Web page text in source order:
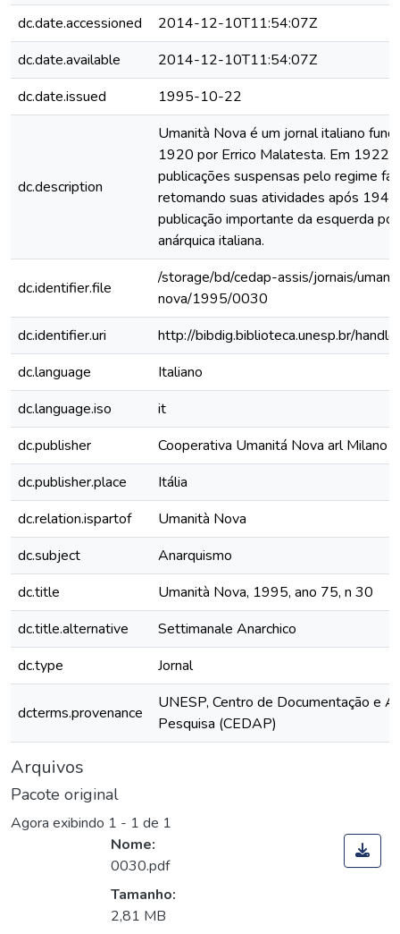
dc.date.accessioned
2014-12-10T11:54:07Z
dc.date.available
2014-12-10T11:54:07Z
dc.date.issued
1995-10-22
dc.description
Umanità Nova é um jornal italiano
1920 por Errico Malatesta. Em 1922
publicações suspensas pelo regime
retomando suas atividades após
publicação importante da esquerda
anárquica italiana.
dc.identifier.file
/storage/bd/cedap-assis/jornais/
nova/1995/0030
dc.identifier.uri
http://bibdig.biblioteca.unesp.br/
dc.language
Italiano
dc.language.iso
it
dc.publisher
Cooperativa Umanitá Nova arl Milano
dc.publisher.place
Itália
dc.relation.ispartof
Umanità Nova
dc.subject
Anarquismo
dc.title
Umanità Nova, 1995, ano 75, n 30
dc.title.alternative
Settimanale Anarchico
dc.type
Jornal
dcterms.provenance
UNESP, Centro de Documentação e
Pesquisa (CEDAP)
Arquivos
Pacote original
Agora exibindo 1 - 1 de 1
Nome:
0030.pdf
Tamanho:
2,81 MB